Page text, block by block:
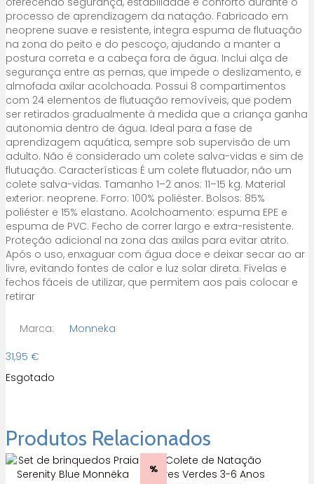
processo de aprendizagem da natação. Fabricado em
neoprene suave e resistente, integra espuma de flutuação
na zona do peito e do pescoço, ajudando a manter a
postura correta e a cabeça fora de água. Inclui alça de
segurança entre as pernas, que impede o deslizamento, e
almofada axilar acolchoada. Possui 8 compartimentos
com 24 elementos de flutuação removíveis, que podem
ser retirados gradualmente à medida que a criança ganha
autonomia dentro de água. Ideal para a fase de
aprendizagem aquática, sempre sob supervisão de um
adulto. Não é considerado um colete salva-vidas e sim de
flutuação. Características É um colete flutuador, não um
colete salva-vidas. Tamanho 1–2 anos: 11–15 kg. Material
exterior: neoprene. Forro: 100% poliéster. Bolsos: 85%
poliéster e 15% elastano. Acolchoamento: espuma EPE e
espuma de PVC. Fecho de correr largo e extra-resistente.
Proteção adicional na zona das axilas para evitar atrito.
Após o uso, enxaguar com água doce e deixar secar ao ar
livre, evitando fontes de calor e luz solar direta. Fivelas e
fechos fáceis de utilizar, que permitem aos pais colocar e
retirar
Marca:
Monneka
31,95 €
Esgotado
Produtos Relacionados
%